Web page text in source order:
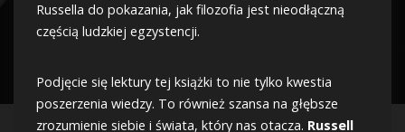
Russella do pokazania, jak filozofia jest nieodłączną
częścią ludzkiej egzystencji.
Podjęcie się lektury tej książki to nie tylko kwestia
poszerzenia wiedzy. To również szansa na głębsze
zrozumienie siebie i świata, który nas otacza. Russell